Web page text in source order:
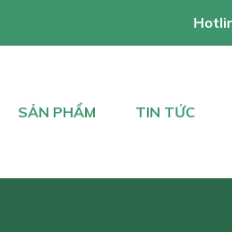
SẢN PHẨM TIN TỨC